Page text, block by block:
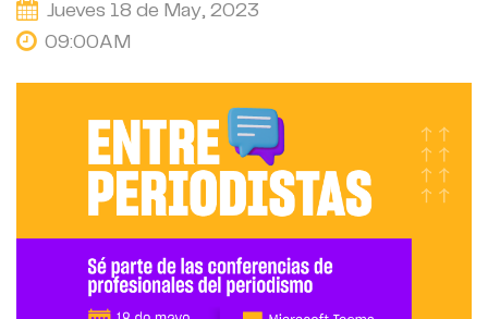
Jueves 18 de May, 2023
09:00AM